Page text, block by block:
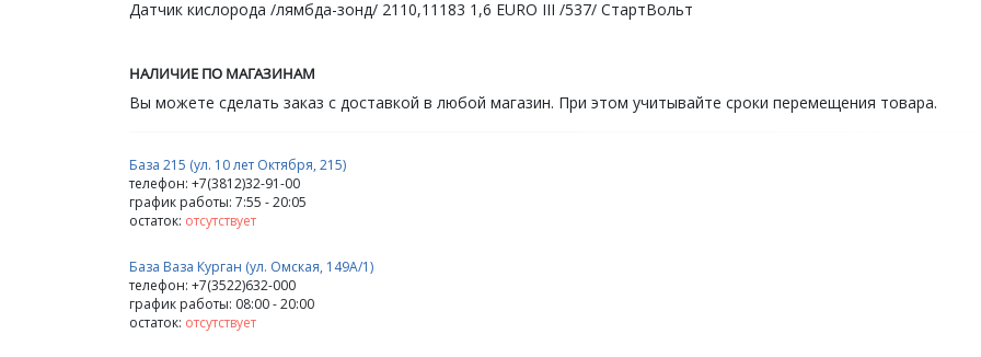
Датчик кислорода /лямбда-зонд/ 2110,11183 1,6 EURO III /537/ СтартВольт
НАЛИЧИЕ ПО МАГАЗИНАМ
Вы можете сделать заказ с доставкой в любой магазин. При этом учитывайте сроки перемещения товара.
База 215 (ул. 10 лет Октября, 215)
телефон: +7(3812)32-91-00
график работы: 7:55 - 20:05
остаток: отсутствует
База Ваза Курган (ул. Омская, 149А/1)
телефон: +7(3522)632-000
график работы: 08:00 - 20:00
остаток: отсутствует